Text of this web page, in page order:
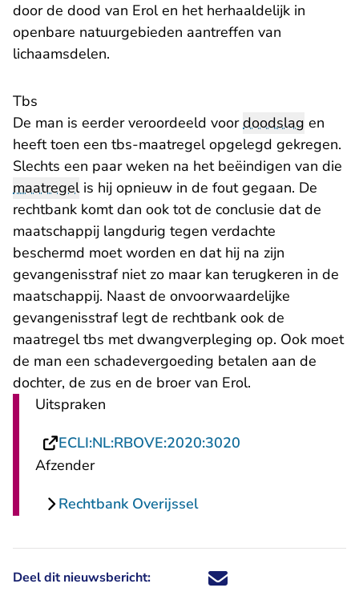
door de dood van Erol en het herhaaldelijk in
openbare natuurgebieden aantreffen van
lichaamsdelen.
Tbs
De man is eerder veroordeeld voordoodslag en
heeft toen een tbs-maatregel opgelegd gekregen.
Slechts een paar weken na het beëindigen van die
maatregelis hij opnieuw in de fout gegaan. De
rechtbank komt dan ook tot de conclusie dat de
maatschappij langdurig tegen verdachte
beschermd moet worden en dat hij na zijn
gevangenisstraf niet zo maar kan terugkeren in de
maatschappij. Naast de onvoorwaardelijke
gevangenisstraf legt de rechtbank ook de
maatregel tbs met dwangverpleging op. Ook moet
de man een schadevergoeding betalen aan de
dochter, de zus en de broer van Erol.
Uitspraken
ECLI:NL:RBOVE:2020:3020
Afzender
Rechtbank Overijssel
Deel dit nieuwsbericht: Deel dit nieuwsbericht via X -
Deel dit nieuwsbericht via
Deel dit nieuwsbericht
Deel dit